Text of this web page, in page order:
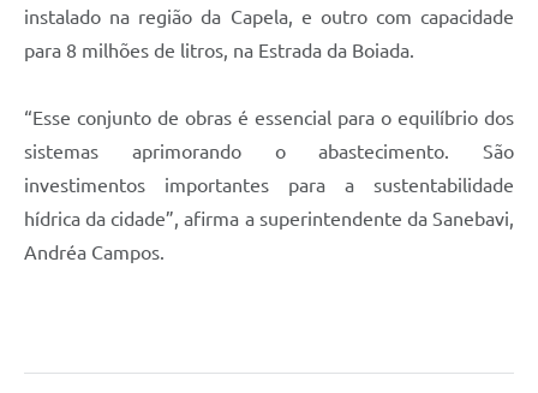
instalado na região da Capela, e outro com capacidade
para 8 milhões de litros, na Estrada da Boiada.
“Esse conjunto de obras é essencial para o equilíbrio dos
sistemas aprimorando o abastecimento. São
investimentos importantes para a sustentabilidade
hídrica da cidade”, afirma a superintendente da Sanebavi,
Andréa Campos.